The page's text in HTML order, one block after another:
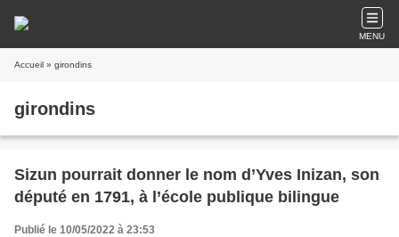
MENU
Accueil » girondins
girondins
Sizun pourrait donner le nom d’Yves Inizan, son
député en 1791, à l’école publique bilingue
Publié le 10/05/2022 à 23:53